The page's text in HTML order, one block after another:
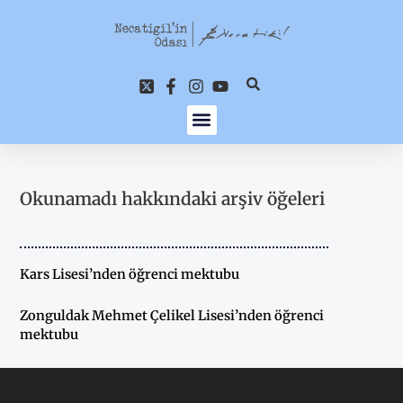
Okunamadı hakkındaki arşiv öğeleri
Kars Lisesi’nden öğrenci mektubu
Zonguldak Mehmet Çelikel Lisesi’nden öğrenci
mektubu